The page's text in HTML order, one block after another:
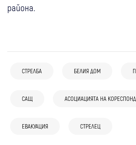
района.
СТРЕЛБА БЕЛИЯ ДОМ
САЩ АСОЦИАЦИЯТА НА
ЕВАКУАЦИЯ СТРЕЛЕЦ
и антидрон системи
Свят
санкции срещу Русия с
(Видео) "Търся те":
България